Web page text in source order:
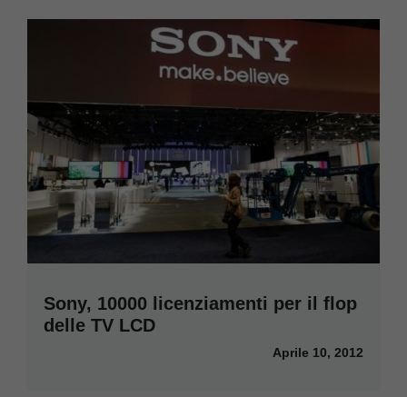
Sony, 10000 licenziamenti per il flop
delle TV LCD
Aprile 10, 2012